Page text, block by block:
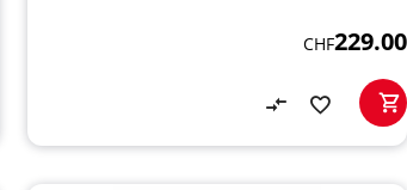
CHF229.00